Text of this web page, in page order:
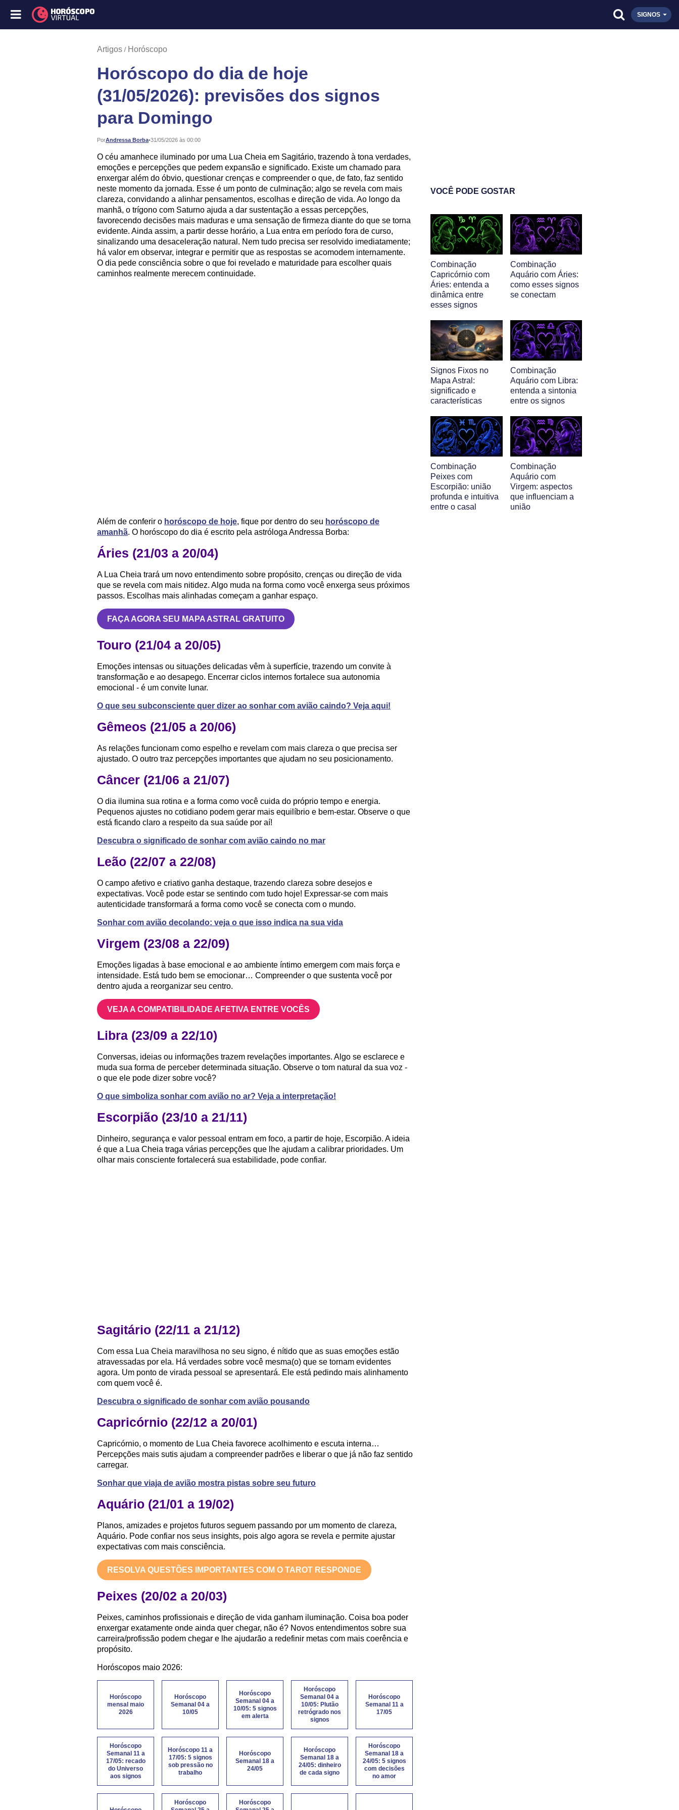
SIGNOS
Artigos Horóscopo
Horóscopo do dia de hoje
(31/05/2026): previsões dos signos
para Domingo
PorAndressa Borba•
Publicado: 31/05/2026 às 00:00
O céu amanhece iluminado por uma Lua Cheia em Sagitário, trazendo à tona verdades,
emoções e percepções que pedem expansão e significado. Existe um chamado para
enxergar além do óbvio, questionar crenças e compreender o que, de fato, faz sentido
neste momento da jornada. Esse é um ponto de culminação; algo se revela com mais
clareza, convidando a alinhar pensamentos, escolhas e direção de vida. Ao longo da
manhã, o trígono com Saturno ajuda a dar sustentação a essas percepções,
favorecendo decisões mais maduras e uma sensação de firmeza diante do que se torna
evidente. Ainda assim, a partir desse horário, a Lua entra em período fora de curso,
sinalizando uma desaceleração natural. Nem tudo precisa ser resolvido imediatamente;
há valor em observar, integrar e permitir que as respostas se acomodem internamente.
O dia pede consciência sobre o que foi revelado e maturidade para escolher quais
caminhos realmente merecem continuidade.
Além de conferir o horóscopo de hoje, fique por dentro do seu horóscopo de
amanhã. O horóscopo do dia é escrito pela astróloga Andressa Borba:
Áries (21/03 a 20/04)
A Lua Cheia trará um novo entendimento sobre propósito, crenças ou direção de vida
que se revela com mais nitidez. Algo muda na forma como você enxerga seus próximos
passos. Escolhas mais alinhadas começam a ganhar espaço.
FAÇA AGORA SEU MAPA ASTRAL GRATUITO
Touro (21/04 a 20/05)
Emoções intensas ou situações delicadas vêm à superfície, trazendo um convite à
transformação e ao desapego. Encerrar ciclos internos fortalece sua autonomia
emocional - é um convite lunar.
O que seu subconsciente quer dizer ao sonhar com avião caindo? Veja aqui!
Gêmeos (21/05 a 20/06)
As relações funcionam como espelho e revelam com mais clareza o que precisa ser
ajustado. O outro traz percepções importantes que ajudam no seu posicionamento.
Câncer (21/06 a 21/07)
O dia ilumina sua rotina e a forma como você cuida do próprio tempo e energia.
Pequenos ajustes no cotidiano podem gerar mais equilíbrio e bem-estar. Observe o que
está ficando claro a respeito da sua saúde por aí!
Descubra o significado de sonhar com avião caindo no mar
Leão (22/07 a 22/08)
O campo afetivo e criativo ganha destaque, trazendo clareza sobre desejos e
expectativas. Você pode estar se sentindo com tudo hoje! Expressar-se com mais
autenticidade transformará a forma como você se conecta com o mundo.
Sonhar com avião decolando: veja o que isso indica na sua vida
Virgem (23/08 a 22/09)
Emoções ligadas à base emocional e ao ambiente íntimo emergem com mais força e
intensidade. Está tudo bem se emocionar… Compreender o que sustenta você por
dentro ajuda a reorganizar seu centro.
VEJA A COMPATIBILIDADE AFETIVA ENTRE VOCÊS
Libra (23/09 a 22/10)
Conversas, ideias ou informações trazem revelações importantes. Algo se esclarece e
muda sua forma de perceber determinada situação. Observe o tom natural da sua voz -
o que ele pode dizer sobre você?
O que simboliza sonhar com avião no ar? Veja a interpretação!
Escorpião (23/10 a 21/11)
Dinheiro, segurança e valor pessoal entram em foco, a partir de hoje, Escorpião. A ideia
é que a Lua Cheia traga várias percepções que lhe ajudam a calibrar prioridades. Um
olhar mais consciente fortalecerá sua estabilidade, pode confiar.
Sagitário (22/11 a 21/12)
Com essa Lua Cheia maravilhosa no seu signo, é nítido que as suas emoções estão
atravessadas por ela. Há verdades sobre você mesma(o) que se tornam evidentes
agora. Um ponto de virada pessoal se apresentará. Ele está pedindo mais alinhamento
com quem você é.
Descubra o significado de sonhar com avião pousando
Capricórnio (22/12 a 20/01)
Capricórnio, o momento de Lua Cheia favorece acolhimento e escuta interna…
Percepções mais sutis ajudam a compreender padrões e liberar o que já não faz sentido
carregar.
Sonhar que viaja de avião mostra pistas sobre seu futuro
Aquário (21/01 a 19/02)
Planos, amizades e projetos futuros seguem passando por um momento de clareza,
Aquário. Pode confiar nos seus insights, pois algo agora se revela e permite ajustar
expectativas com mais consciência.
RESOLVA QUESTÕES IMPORTANTES COM O TAROT RESPONDE
Peixes (20/02 a 20/03)
Peixes, caminhos profissionais e direção de vida ganham iluminação. Coisa boa poder
enxergar exatamente onde ainda quer chegar, não é? Novos entendimentos sobre sua
carreira/profissão podem chegar e lhe ajudarão a redefinir metas com mais coerência e
propósito.
Horóscopos maio 2026:
Horóscopo
mensal maio
2026
Horóscopo
Semanal 04 a
10/05
Horóscopo
Semanal 04 a
10/05: 5 signos
em alerta
Horóscopo
Semanal 04 a
10/05: Plutão
retrógrado nos
signos
Horóscopo
Semanal 11 a
17/05
Horóscopo
Semanal 11 a
17/05: recado
do Universo
aos signos
Horóscopo 11 a
17/05: 5 signos
sob pressão no
trabalho
Horóscopo
Semanal 18 a
24/05
Horóscopo
Semanal 18 a
24/05: dinheiro
de cada signo
Horóscopo
Semanal 18 a
24/05: 5 signos
com decisões
no amor
Horóscopo
Horóscopo
VOCÊ PODE GOSTAR
Combinação
Capricórnio com
Áries: entenda a
dinâmica entre
esses signos
Combinação
Aquário com Áries:
como esses signos
se conectam
Signos Fixos no
Mapa Astral:
significado e
características
Combinação
Aquário com Libra:
entenda a sintonia
entre os signos
Combinação
Peixes com
Escorpião: união
profunda e intuitiva
entre o casal
Combinação
Aquário com
Virgem: aspectos
que influenciam a
união